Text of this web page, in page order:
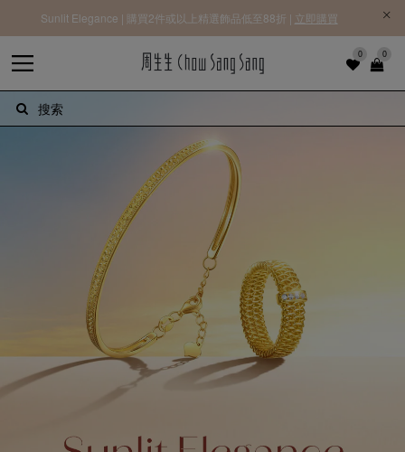
0 0
搜索
Sunlit Elegance | 購買2件或以上精選飾品低至88折 | 立即購買